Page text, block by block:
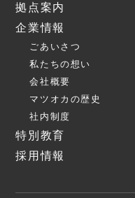
拠点案内
企業情報
ごあいさつ
私たちの想い
会社概要
マツオカの歴史
社内制度
特別教育
採用情報